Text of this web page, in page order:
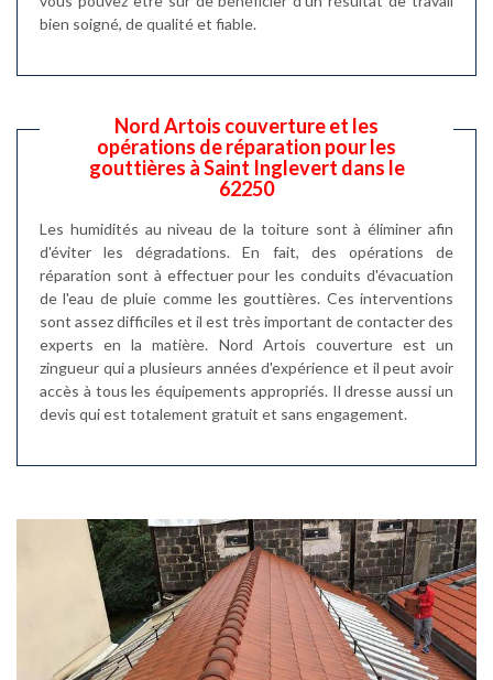
bien soigné, de qualité et fiable.
Nord Artois couverture et les
opérations de réparation pour les
gouttières à Saint Inglevert dans le
62250
Les humidités au niveau de la toiture sont à éliminer afin
d'éviter les dégradations. En fait, des opérations de
réparation sont à effectuer pour les conduits d'évacuation
de l'eau de pluie comme les gouttières. Ces interventions
sont assez difficiles et il est très important de contacter des
experts en la matière. Nord Artois couverture est un
zingueur qui a plusieurs années d'expérience et il peut avoir
accès à tous les équipements appropriés. Il dresse aussi un
devis qui est totalement gratuit et sans engagement.